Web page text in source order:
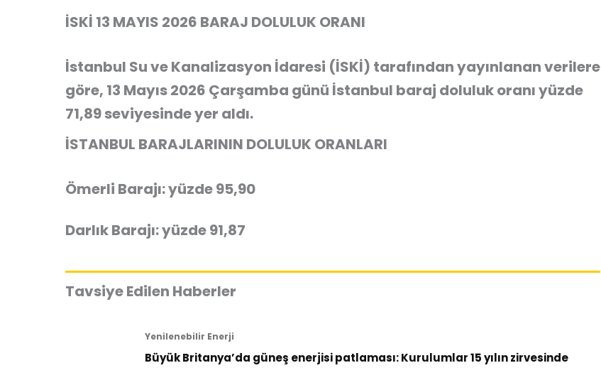
İSKİ 13 MAYIS 2026 BARAJ DOLULUK ORANI
İstanbul Su ve Kanalizasyon İdaresi (İSKİ) tarafından yayınlanan verilere
göre, 13 Mayıs 2026 Çarşamba günü İstanbul baraj doluluk oranı yüzde
71,89 seviyesinde yer aldı.
İSTANBUL BARAJLARININ DOLULUK ORANLARI
Ömerli Barajı: yüzde 95,90
Darlık Barajı: yüzde 91,87
Tavsiye Edilen Haberler
Yenilenebilir Enerji
Büyük Britanya’da güneş enerjisi patlaması: Kurulumlar 15 yılın zirvesinde